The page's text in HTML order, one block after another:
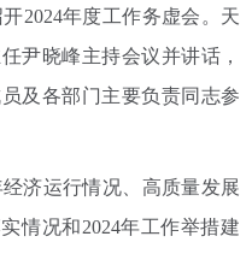
2024年度工作务虚会。天
尹晓峰主持会议并讲话，
及各部门主要负责同志参
济运行情况、高质量发展
情况和2024年工作举措建